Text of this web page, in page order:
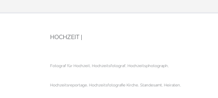
HOCHZEIT |
Fotograf für Hochzeit, Hochzeitsfotograf, Hochzeitsphotograph,
Hochzeitsreportage, Hochzeitsfotografie Kirche, Standesamt, Heiraten,